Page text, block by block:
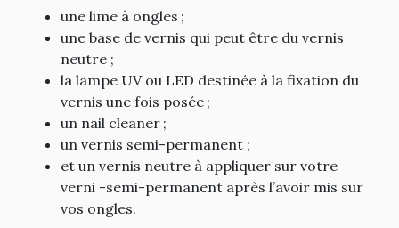
une lime à ongles ;
une base de vernis qui peut être du vernis
neutre ;
la lampe UV ou LED destinée à la fixation du
vernis une fois posée ;
un nail cleaner ;
un vernis semi-permanent ;
et un vernis neutre à appliquer sur votre
verni -semi-permanent après l’avoir mis sur
vos ongles.